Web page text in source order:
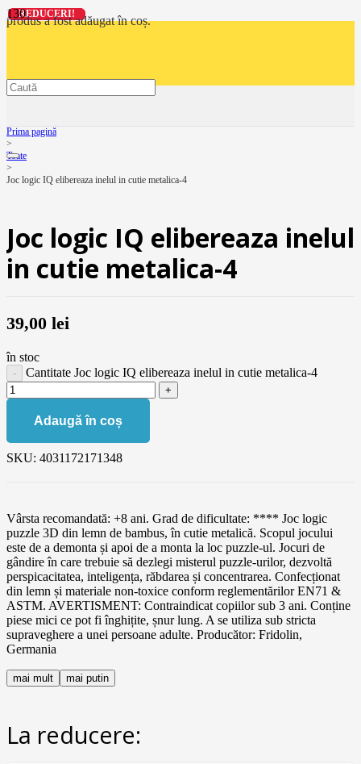
produsa fost adăugat în coș.
Prima pagină
>
Toate
>
Joc logic IQ elibereaza inelul in cutie metalica-4
Joc logic IQ elibereaza inelul
in cutie metalica-4
39,00 lei
în stoc
Cantitate Joc logic IQ elibereaza inelul in cutie metalica-4
Adaugă în coș
SKU: 4031172171348
Vârsta recomandată: +8 ani. Grad de dificultate: **** Joc logic
puzzle 3D din lemn de bambus, în cutie metalică. Scopul jocului
este de a demonta și apoi de a monta la loc puzzle-ul. Jocuri de
gândire în care trebuie să dezlegi misterul puzzle-urilor, dezvoltă
perspicacitatea, inteligența, răbdarea și concentrarea. Confecționat
din lemn și materiale non-toxice conform reglementărilor EN71 &
ASTM. AVERTISMENT: Contraindicat copiilor sub 3 ani. Conține
piese mici ce pot fi înghițite, șnur lung. A se utiliza sub stricta
supraveghere a unei persoane adulte. Producător: Fridolin,
Germania
mai mult mai putin
La reducere:
REDUCERI!
REDUCERI!
REDUCERI!
REDUCERI!